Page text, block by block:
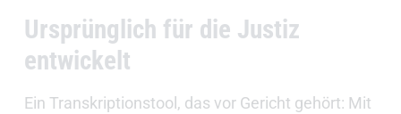
Ursprünglich für die Justiz
entwickelt
Ein Transkriptionstool, das vor Gericht gehört: Mit